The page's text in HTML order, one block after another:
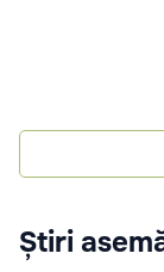
Știri